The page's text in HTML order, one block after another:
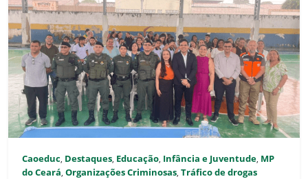
Caoeduc, Destaques, Educação, Infância e Juventude, MP
do Ceará, Organizações Criminosas, Tráfico de drogas